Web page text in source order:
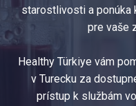
e
starostlivosti a ponúka
pre vaše
Healthy Türkiye vám
v Turecku za
prístup k službám